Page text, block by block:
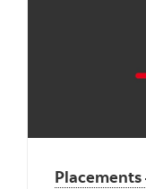
Placements